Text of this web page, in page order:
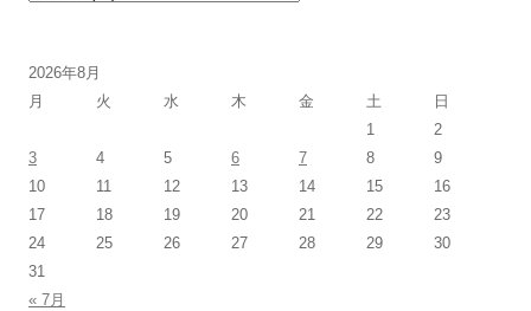
2026年8月
月
火 水 木 金 土 日
« 7月
1
2
3
4 5 6 7 8
9
10
11 12 13 14 15
16
17
18 19 20 21 22
23
24
25 26 27 28 29
30
31